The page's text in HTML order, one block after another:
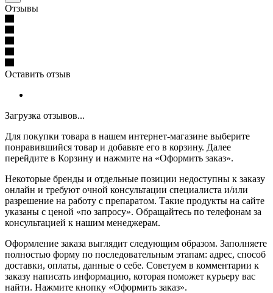
Отзывы
Оставить отзыв
Загрузка отзывов...
Для покупки товара в нашем интернет-магазине выберите
понравившийся товар и добавьте его в корзину. Далее
перейдите в Корзину и нажмите на «Оформить заказ».
Некоторые бренды и отдельные позиции недоступны к заказу
онлайн и требуют очной консультации специалиста и/или
разрешение на работу с препаратом. Такие продукты на сайте
указаны с ценой «по запросу». Обращайтесь по телефонам за
консультацией к нашим менеджерам.
Оформление заказа выглядит следующим образом. Заполняете
полностью форму по последовательным этапам: адрес, способ
доставки, оплаты, данные о себе. Советуем в комментарии к
заказу написать информацию, которая поможет курьеру вас
найти. Нажмите кнопку «Оформить заказ».